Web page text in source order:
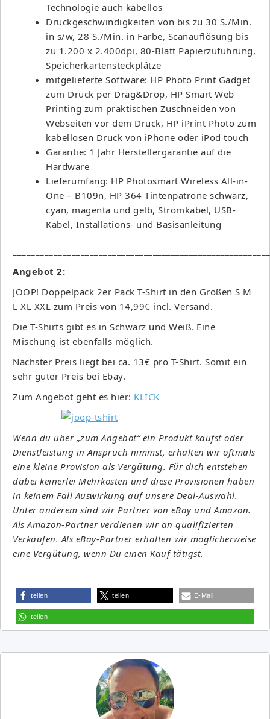
Technologie auch kabellos
Druckgeschwindigkeiten von bis zu 30 S./Min.
in s/w, 28 S./Min. in Farbe, Scanauflösung bis
zu 1.200 x 2.400dpi, 80-Blatt Papierzuführung,
Speicherkartensteckplätze
mitgelieferte Software: HP Photo Print Gadget
zum Druck per Drag&Drop, HP Smart Web
Printing zum praktischen Zuschneiden von
Webseiten vor dem Druck, HP iPrint Photo zum
kabellosen Druck von iPhone oder iPod touch
Garantie: 1 Jahr Herstellergarantie auf die
Hardware
Lieferumfang: HP Photosmart Wireless All-in-
One – B109n, HP 364 Tintenpatrone schwarz,
cyan, magenta und gelb, Stromkabel, USB-
Kabel, Installations- und Basisanleitung
Angebot 2:
JOOP! Doppelpack 2er Pack T-Shirt in den Größen S M
L XL XXL zum Preis von 14,99€ incl. Versand.
Die T-Shirts gibt es in Schwarz und Weiß. Eine
Mischung ist ebenfalls möglich.
Nächster Preis liegt bei ca. 13€ pro T-Shirt. Somit ein
sehr guter Preis bei Ebay.
Zum Angebot geht es hier: KLICK
Wenn du über „zum Angebot“ ein Produkt kaufst oder
Dienstleistung in Anspruch nimmst, erhalten wir oftmals
eine kleine Provision als Vergütung. Für dich entstehen
dabei keinerlei Mehrkosten und diese Provisionen haben
in keinem Fall Auswirkung auf unsere Deal-Auswahl.
Unter anderem sind wir Partner von eBay und Amazon.
Als Amazon-Partner verdienen wir an qualifizierten
Verkäufen. Als eBay-Partner erhalten wir möglicherweise
eine Vergütung, wenn Du einen Kauf tätigst.
teilen teilen E-Mail
teilen